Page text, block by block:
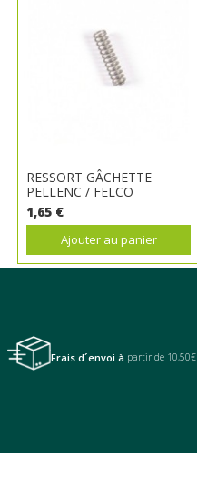
RESSORT GÂCHETTE
PELLENC / FELCO
1,65 €
Ajouter au panier
Frais d´envoi à partir de 10,50€